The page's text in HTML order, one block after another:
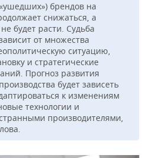
брендов на
снижаться, а
будет расти. Судьба
от множества
ситуацию,
и стратегические
Прогноз развития
будет зависеть
к изменениям
технологии и
производителями,